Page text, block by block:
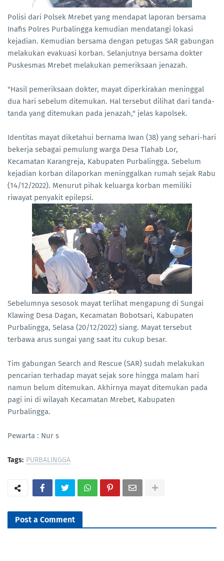
Polisi dari Polsek Mrebet yang mendapat laporan bersama
Inafis Polres Purbalingga kemudian mendatangi lokasi
kejadian. Kemudian bersama dengan petugas SAR gabungan
melakukan evakuasi korban. Selanjutnya bersama dokter
Puskesmas Mrebet melakukan pemeriksaan jenazah.
"Hasil pemeriksaan dokter, mayat diperkirakan meninggal
dua hari sebelum ditemukan. Hal tersebut dilihat dari tanda-
tanda yang ditemukan pada jenazah," jelas kapolsek.
Identitas mayat diketahui bernama Iwan (38) yang sehari-hari
bekerja sebagai pemulung warga Desa Tlahab Lor,
Kecamatan Karangreja, Kabupaten Purbalingga. Sebelum
kejadian korban dilaporkan meninggalkan rumah sejak Rabu
(14/12/2022). Menurut pihak keluarga korban memiliki
riwayat penyakit epilepsi.
Sebelumnya sesosok mayat terlihat mengapung di Sungai
Klawing Desa Dagan, Kecamatan Bobotsari, Kabupaten
Purbalingga, Selasa (20/12/2022) siang. Mayat tersebut
terbawa arus sungai yang saat itu cukup besar.
Tim gabungan Search and Rescue (SAR) sudah melakukan
pencarian terhadap mayat sejak sore hingga malam hari
namun belum ditemukan. Akhirnya mayat ditemukan pada
pagi ini di wilayah Kecamatan Mrebet, Kabupaten
Purbalingga.
Pewarta : Nur s
Tags: PURBALINGGA
Post a Comment